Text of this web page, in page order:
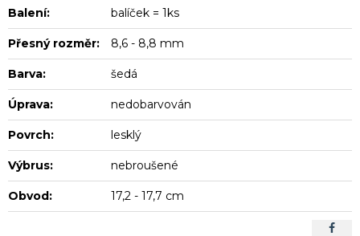
Balení: balíček = 1ks
Přesný rozměr: 8,6 - 8,8 mm
Barva: šedá
Úprava: nedobarvován
Povrch: lesklý
Výbrus: nebroušené
Obvod: 17,2 - 17,7 cm